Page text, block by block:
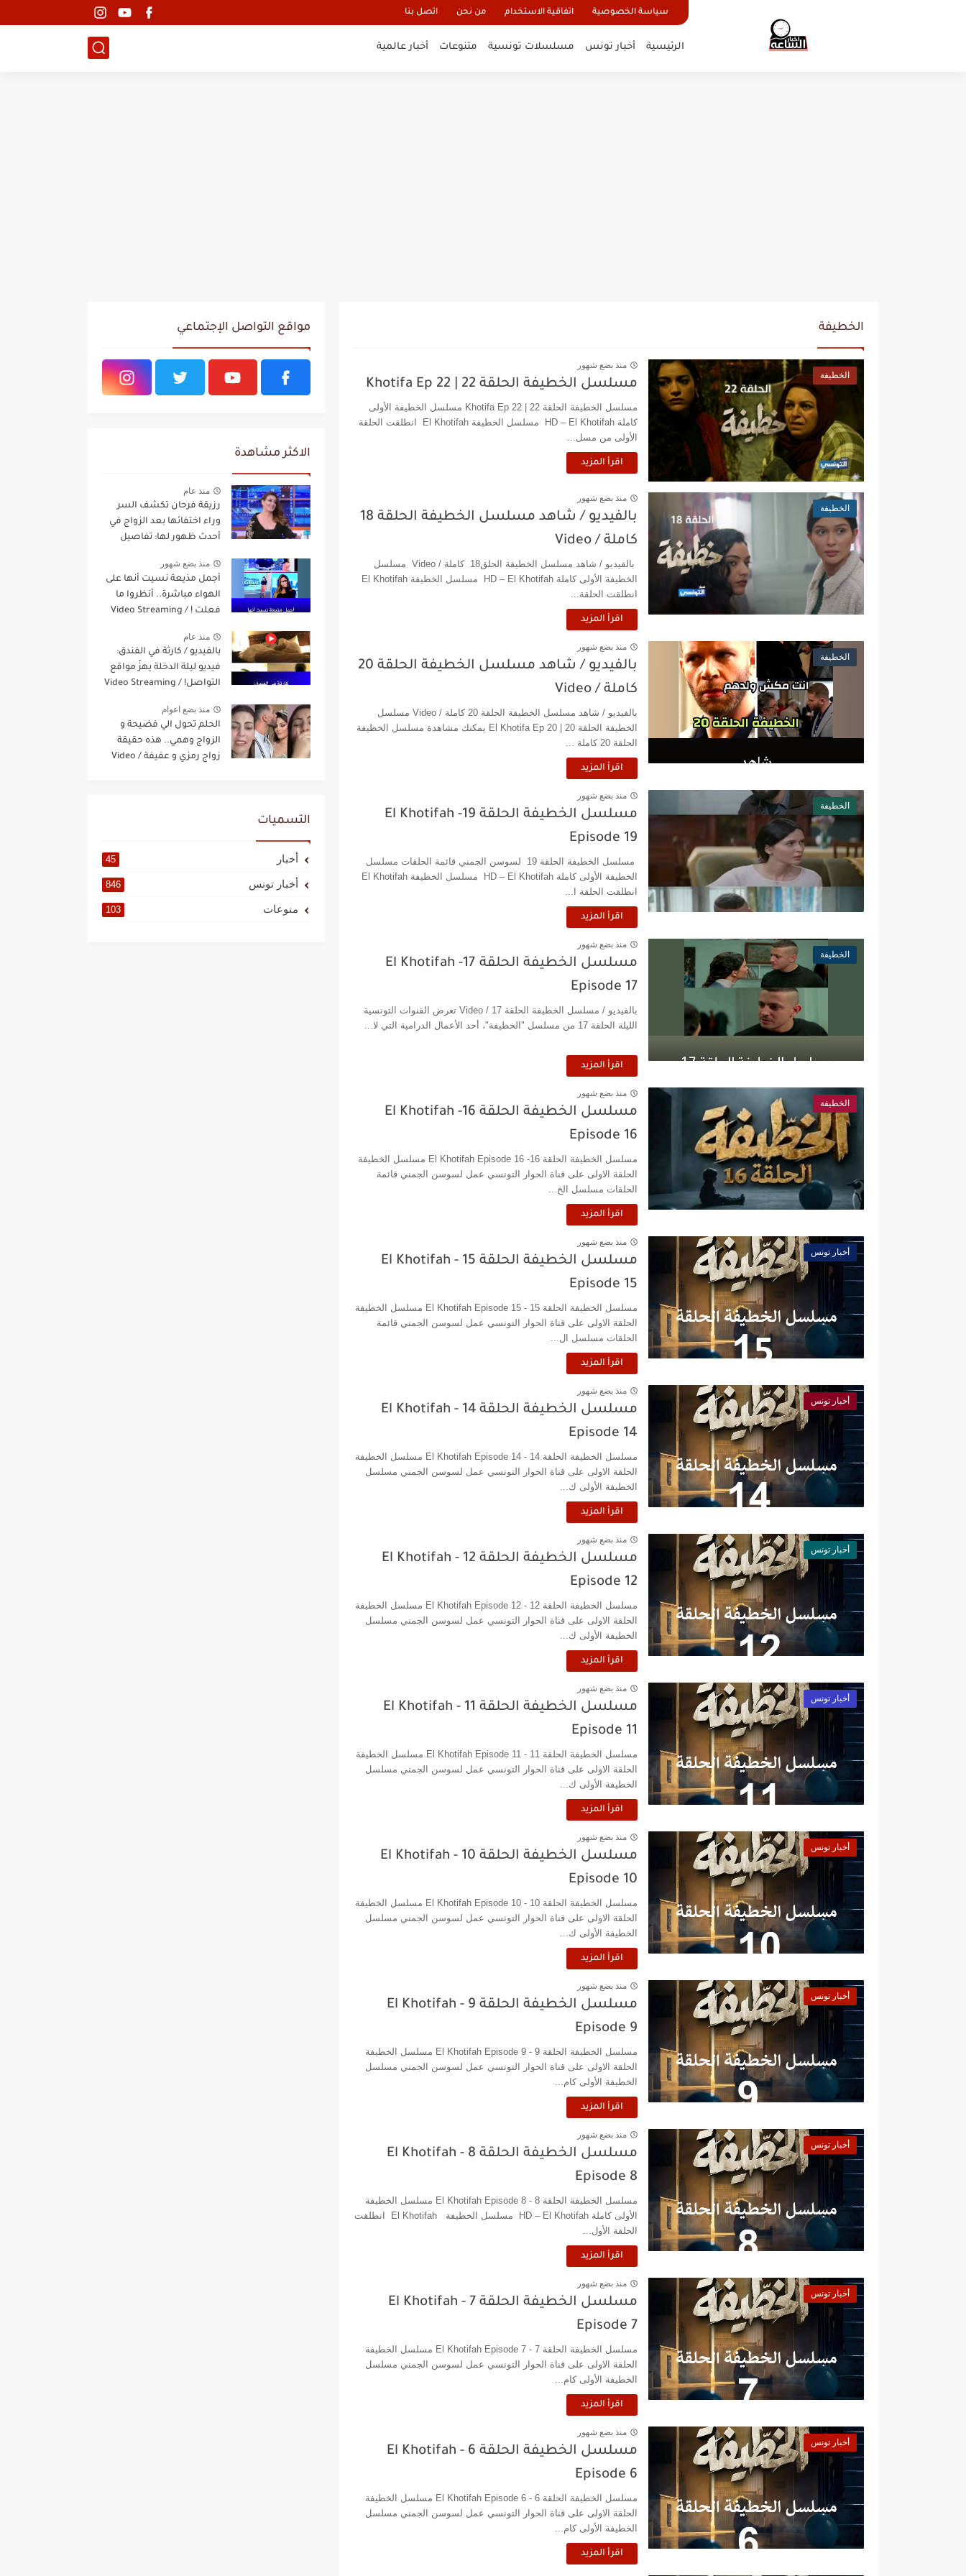
سياسة الخصوصية اتفاقية الاستخدام من نحن اتصل بنا
الرئيسية أخبار تونس مسلسلات تونسية متنوعات أخبار عالمية
الخطيفة
الخطيفة
منذ بضع شهور
مسلسل الخطيفة الحلقة 22 | Khotifa Ep 22‎
مسلسل الخطيفة الحلقة 22 | Khotifa Ep 22‎ مسلسل الخطيفة الأولى
كاملة HD – El Khotifah مسلسل الخطيفة El Khotifah انطلقت الحلقة
الأولى من مسل...
اقرأ المزيد
الخطيفة
منذ بضع شهور
بالفيديو / شاهد مسلسل الخطيفة الحلقة 18
كاملة / Video
بالفيديو / شاهد مسلسل الخطيفة الحلق18 كاملة / Video مسلسل
انطلقت الحلقة...
اقرأ المزيد
الخطيفة
منذ بضع شهور
بالفيديو / شاهد مسلسل الخطيفة الحلقة 20
كاملة / Video
بالفيديو / شاهد مسلسل الخطيفة الحلقة 20 كاملة / Video مسلسل
الخطيفة الحلقة 20 | El Khotifa Ep 20 يمكنك مشاهدة مسلسل الخطيفة
الحلقة 20 كاملة ...
اقرأ المزيد
الخطيفة
منذ بضع شهور
مسلسل الخطيفة الحلقة 19- El Khotifah
Episode 19
مسلسل الخطيفة الحلقة 19 لسوسن الجمني قائمة الحلقات مسلسل
انطلقت الحلقة ا...
اقرأ المزيد
الخطيفة
منذ بضع شهور
مسلسل الخطيفة الحلقة 17- El Khotifah
Episode 17
بالفيديو / مسلسل الخطيفة الحلقة 17 / Video تعرض القنوات التونسية
الليلة الحلقة 17 من مسلسل "الخطيفة"، أحد الأعمال الدرامية التي لا...
اقرأ المزيد
الخطيفة
منذ بضع شهور
مسلسل الخطيفة الحلقة 16- El Khotifah
Episode 16
مسلسل الخطيفة الحلقة 16- El Khotifah Episode 16 مسلسل الخطيفة
الحلقة الاولى على قناة الحوار التونسي عمل لسوسن الجمني قائمة
الحلقات مسلسل الخ...
اقرأ المزيد
أخبار تونس
منذ بضع شهور
مسلسل الخطيفة الحلقة 15 - El Khotifah
Episode 15
مسلسل الخطيفة الحلقة 15 - El Khotifah Episode 15 مسلسل الخطيفة
الحلقة الاولى على قناة الحوار التونسي عمل لسوسن الجمني قائمة
الحلقات مسلسل ال...
اقرأ المزيد
أخبار تونس
منذ بضع شهور
مسلسل الخطيفة الحلقة 14 - El Khotifah
Episode 14
مسلسل الخطيفة الحلقة 14 - El Khotifah Episode 14 مسلسل الخطيفة
الحلقة الاولى على قناة الحوار التونسي عمل لسوسن الجمني مسلسل
الخطيفة الأولى ك...
اقرأ المزيد
أخبار تونس
منذ بضع شهور
مسلسل الخطيفة الحلقة 12 - El Khotifah
Episode 12
مسلسل الخطيفة الحلقة 12 - El Khotifah Episode 12 مسلسل الخطيفة
الحلقة الاولى على قناة الحوار التونسي عمل لسوسن الجمني مسلسل
الخطيفة الأولى ك...
اقرأ المزيد
أخبار تونس
منذ بضع شهور
مسلسل الخطيفة الحلقة 11 - El Khotifah
Episode 11
مسلسل الخطيفة الحلقة 11 - El Khotifah Episode 11 مسلسل الخطيفة
الحلقة الاولى على قناة الحوار التونسي عمل لسوسن الجمني مسلسل
الخطيفة الأولى ك...
اقرأ المزيد
أخبار تونس
منذ بضع شهور
مسلسل الخطيفة الحلقة 10 - El Khotifah
Episode 10
مسلسل الخطيفة الحلقة 10 - El Khotifah Episode 10 مسلسل الخطيفة
الحلقة الاولى على قناة الحوار التونسي عمل لسوسن الجمني مسلسل
الخطيفة الأولى ك...
اقرأ المزيد
أخبار تونس
منذ بضع شهور
مسلسل الخطيفة الحلقة 9 - El Khotifah
Episode 9
مسلسل الخطيفة الحلقة 9 - El Khotifah Episode 9 مسلسل الخطيفة
الحلقة الاولى على قناة الحوار التونسي عمل لسوسن الجمني مسلسل
الخطيفة الأولى كام...
اقرأ المزيد
أخبار تونس
منذ بضع شهور
مسلسل الخطيفة الحلقة 8 - El Khotifah
Episode 8
مسلسل الخطيفة الحلقة 8 - El Khotifah Episode 8 مسلسل الخطيفة
الأولى كاملة HD – El Khotifah مسلسل الخطيفة El Khotifah انطلقت
الحلقة الأول...
اقرأ المزيد
أخبار تونس
منذ بضع شهور
مسلسل الخطيفة الحلقة 7 - El Khotifah
Episode 7
مسلسل الخطيفة الحلقة 7 - El Khotifah Episode 7 مسلسل الخطيفة
الحلقة الاولى على قناة الحوار التونسي عمل لسوسن الجمني مسلسل
الخطيفة الأولى كام...
اقرأ المزيد
أخبار تونس
منذ بضع شهور
مسلسل الخطيفة الحلقة 6 - El Khotifah
Episode 6
مسلسل الخطيفة الحلقة 6 - El Khotifah Episode 6 مسلسل الخطيفة
الحلقة الاولى على قناة الحوار التونسي عمل لسوسن الجمني مسلسل
الخطيفة الأولى كام...
اقرأ المزيد
مواقع التواصل الإجتماعي
الاكثر مشاهدة
منذ عام
رزيقة فرحان تكشف السر
وراء اختفائها بعد الزواج في
أحدث ظهور لها: تفاصيل
منذ بضع شهور
أجمل مذيعة نسيت أنها على
الهواء مباشرة.. أنظروا ما
فعلت ! / Video Streaming
منذ عام
بالفيديو / كارثة في الفندق:
فيديو ليلة الدخلة يهزّ مواقع
التواصل! / Video Streaming
منذ بضع اعوام
الحلم تحول الي فضيحة و
الزواج وهمي.. هذه حقيقة
زواج رمزي و عفيفة / Video
التسميات
أخبار 45
أخبار تونس 846
منوعات 103